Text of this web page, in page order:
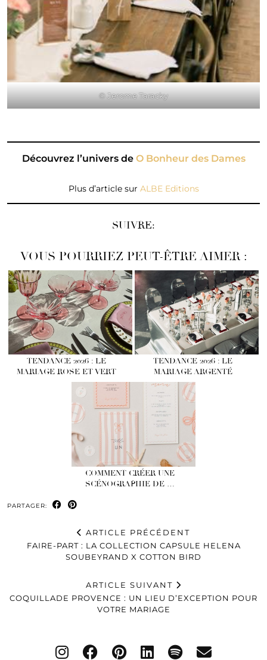
© Jerome Taracky
Découvrez l’univers de O Bonheur des Dames
Plus d’article sur ALBE Editions
SUIVRE:
VOUS POURRIEZ PEUT-ÊTRE AIMER :
TENDANCE 2026 : LE
MARIAGE ROSE ET VERT
TENDANCE 2026 : LE
MARIAGE ARGENTÉ
COMMENT CRÉER UNE
SCÉNOGRAPHIE DE …
PARTAGER:
ARTICLE PRÉCÉDENT
FAIRE-PART : LA COLLECTION CAPSULE HELENA
SOUBEYRAND X COTTON BIRD
ARTICLE SUIVANT
COQUILLADE PROVENCE : UN LIEU D’EXCEPTION POUR
VOTRE MARIAGE